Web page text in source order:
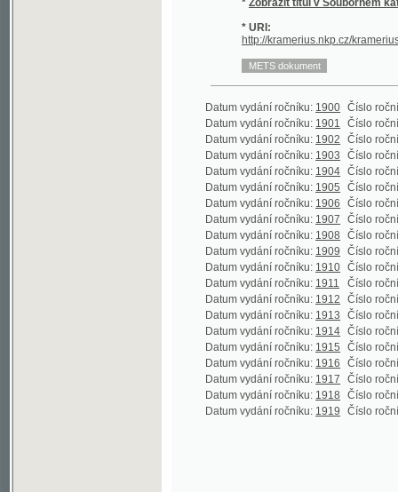
Datum vydání ročníku:
Datum vydání ročníku:1902 Číslo ročníku:3
Datum vydání ročníku:1903 Číslo ročníku:
Datum vydání ročníku:1904 Číslo ročníku:
Datum vydání ročníku:1905 Číslo ročníku:6
Datum vydání ročníku:1906 Číslo ročníku:
Datum vydání ročníku:1907 Číslo ročníku: 8
Datum vydání ročníku:1908 Číslo ročníku: 9
Datum vydání ročníku:1909 Číslo ročníku:10
Datum vydání ročníku:1910 Číslo ročníku:11
Datum vydání ročníku:1911 Číslo ročníku:12
Datum vydání ročníku:1912 Číslo ročníku:13
Datum vydání ročníku:1913 Číslo ročníku:14
Datum vydání ročníku:1914 Číslo ročníku:15
Datum vydání ročníku:1915 Číslo ročníku:16
Datum vydání ročníku:1916 Číslo ročníku: 17
Datum vydání ročníku:1917 Číslo ročníku: 18
Datum vydání ročníku:1918 Číslo ročníku: 19
Datum vydání ročníku:1919 Číslo ročníku: 20